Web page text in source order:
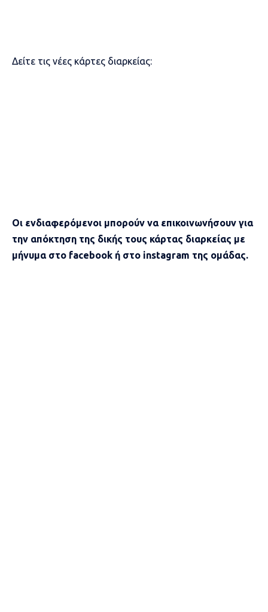
Δείτε τις νέες κάρτες διαρκείας:
Οι ενδιαφερόμενοι μπορούν να επικοινωνήσουν για
την απόκτηση της δικής τους κάρτας διαρκείας με
μήνυμα στο facebook ή στο instagram της ομάδας.